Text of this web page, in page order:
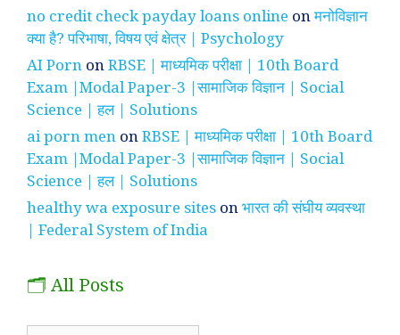
no credit check payday loans online onमनोविज्ञान
क्या है? परिभाषा, विषय एवं क्षेत्र | Psychology
AI Porn onRBSE | माध्यमिक परीक्षा | 10th Board
Exam |Modal Paper-3 |सामाजिक विज्ञान | Social
Science | हल | Solutions
ai porn men onRBSE | माध्यमिक परीक्षा | 10th Board
Exam |Modal Paper-3 |सामाजिक विज्ञान | Social
Science | हल | Solutions
healthy wa exposure sites onभारत की संघीय व्यवस्था
| Federal System of India
🗂️ All Posts